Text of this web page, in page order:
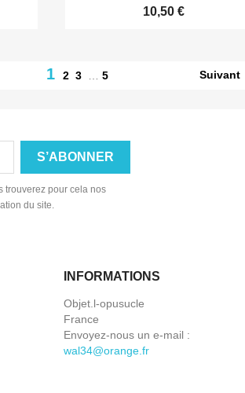
10,50 €
1 2 3 5 Suivant
trouverez pour cela nos
du site.
INFORMATIONS
Objet.l-opusucle
France
Envoyez-nous un e-mail :
wal34@orange.fr